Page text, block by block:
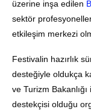
üzerine inşa edilen
sektör
etkileşim merkezi
Festivalin hazırlık
desteğiyle oldukça
ve Turizm
destekçisi olduğu